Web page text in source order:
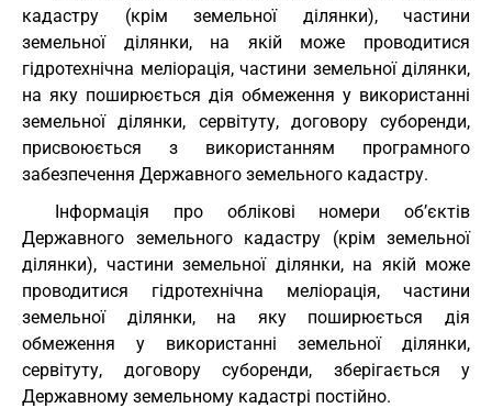
кадастру (крім земельної ділянки), частини
земельної ділянки, на якій може проводитися
гідротехнічна меліорація, частини земельної ділянки,
на яку поширюється дія обмеження у використанні
земельної ділянки, сервітуту, договору суборенди,
присвоюється з використанням програмного
забезпечення Державного земельного кадастру.
Інформація про облікові номери об’єктів
Державного земельного кадастру (крім земельної
ділянки), частини земельної ділянки, на якій може
проводитися гідротехнічна меліорація, частини
земельної ділянки, на яку поширюється дія
обмеження у використанні земельної ділянки,
сервітуту, договору суборенди, зберігається у
Державному земельному кадастрі постійно.